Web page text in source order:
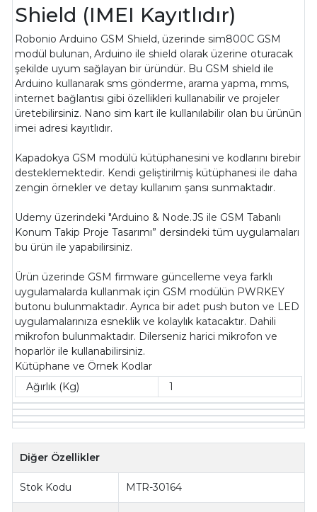
Shield (IMEI Kayıtlıdır)
Robonio Arduino GSM Shield, üzerinde sim800C GSM
modül bulunan, Arduino ile shield olarak üzerine oturacak
şekilde uyum sağlayan bir üründür. Bu GSM shield ile
Arduino kullanarak sms gönderme, arama yapma, mms,
internet bağlantısı gibi özellikleri kullanabilir ve projeler
üretebilirsiniz. Nano sim kart ile kullanılabilir olan bu ürünün
imei adresi kayıtlıdır.
Kapadokya GSM modülü kütüphanesini ve kodlarını birebir
desteklemektedir. Kendi geliştirilmiş kütüphanesi ile daha
zengin örnekler ve detay kullanım şansı sunmaktadır.
Udemy üzerindeki "Arduino & Node.JS ile GSM Tabanlı
Konum Takip Proje Tasarımı” dersindeki tüm uygulamaları
bu ürün ile yapabilirsiniz.
Ürün üzerinde GSM firmware güncelleme veya farklı
uygulamalarda kullanmak için GSM modülün PWRKEY
butonu bulunmaktadır. Ayrıca bir adet push buton ve LED
uygulamalarınıza esneklik ve kolaylık katacaktır. Dahili
mikrofon bulunmaktadır. Dilerseniz harici mikrofon ve
hoparlör ile kullanabilirsiniz.
Kütüphane ve Örnek Kodlar
Ağırlık (Kg)
1
Diğer Özellikler
Stok Kodu MTR-30164